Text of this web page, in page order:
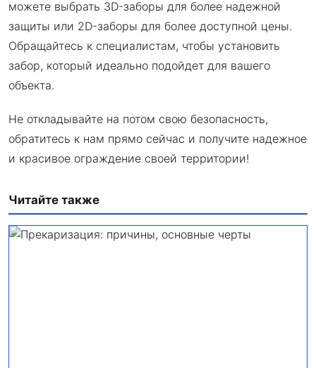
можете выбрать 3D-заборы для более надежной
защиты или 2D-заборы для более доступной цены.
Обращайтесь к специалистам, чтобы установить
забор, который идеально подойдет для вашего
объекта.
Не откладывайте на потом свою безопасность,
обратитесь к нам прямо сейчас и получите надежное
и красивое ограждение своей территории!
Читайте также